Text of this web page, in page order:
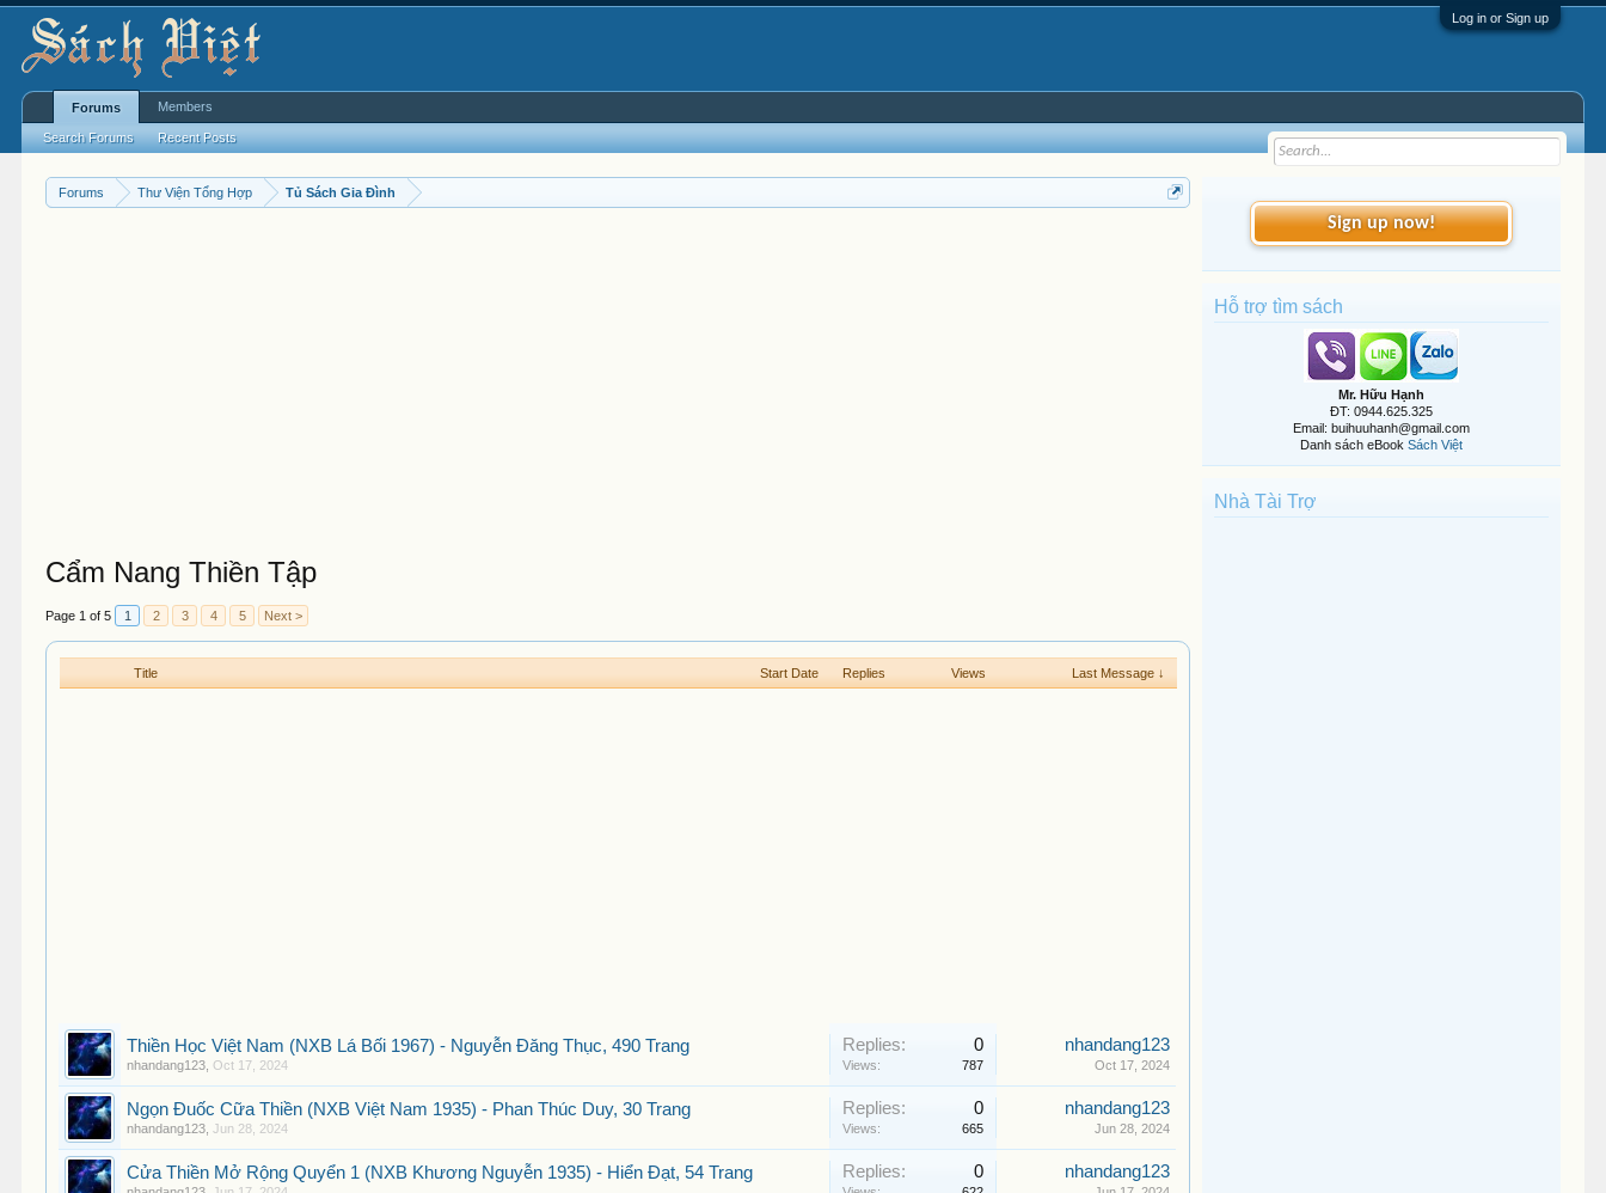
Log in or Sign up
Forums Thư Viện Tổng Hợp Tủ Sách Gia Đình
Cẩm Nang Thiền Tập
Page 1 of 5 1 2 3 4 5 Next >
Title Start Date Replies Views Last Message ↓
Thiền Học Việt Nam (NXB Lá Bối 1967) - Nguyễn Đăng Thục, 490 Trang
nhandang123 Oct 17, 2024
Replies: 0
Views: 787
nhandang123
Oct 17, 2024
Ngọn Đuốc Cữa Thiền (NXB Việt Nam 1935) - Phan Thúc Duy, 30 Trang
nhandang123 ,Jun 28, 2024
Replies: 0
Views: 665
nhandang123
Jun 28, 2024
Cửa Thiền Mở Rộng Quyển 1 (NXB Khương Nguyễn 1935) - Hiển Đạt, 54 Trang Replies: 0 nhandang123
Sign up now!
Hỗ trợ tìm sách
Mr. Hữu Hạnh
ĐT: 0944.625.325
Email: buihuuhanh@gmail.com
Danh sách eBook Sách Việt
Nhà Tài Trợ
Forums
Search Forums Recent Posts
Members